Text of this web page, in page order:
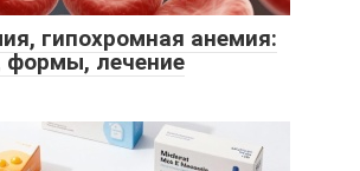
гипохромная анемия:
формы, лечение